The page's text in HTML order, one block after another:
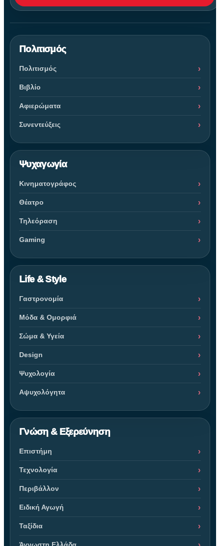
Πολιτισμός
Πολιτισμός
Βιβλίο
Αφιερώματα
Συνεντεύξεις
Ψυχαγωγία
Κινηματογράφος
Θέατρο
Τηλεόραση
Gaming
Life & Style
Γαστρονομία
Μόδα & Ομορφιά
Σώμα & Υγεία
Design
Ψυχολογία
Αψυχολόγητα
Γνώση & Εξερεύνηση
Επιστήμη
Τεχνολογία
Περιβάλλον
Ειδική Αγωγή
Ταξίδια